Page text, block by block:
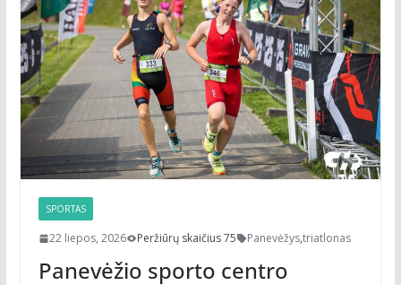
SPORTAS
22 liepos, 2026 Peržiūrų skaičius 75 Panevėžys,triatlonas
Panevėžio sporto centro